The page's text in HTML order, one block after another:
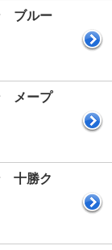
ブルー
メープ
十勝ク